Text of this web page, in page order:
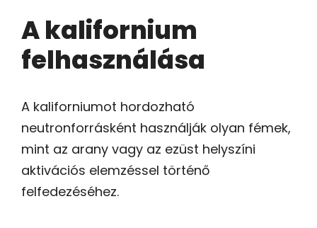
A kalifornium
felhasználása
A kaliforniumot hordozható
neutronforrásként használják olyan fémek,
mint az arany vagy az ezüst helyszíni
aktivációs elemzéssel történő
felfedezéséhez.